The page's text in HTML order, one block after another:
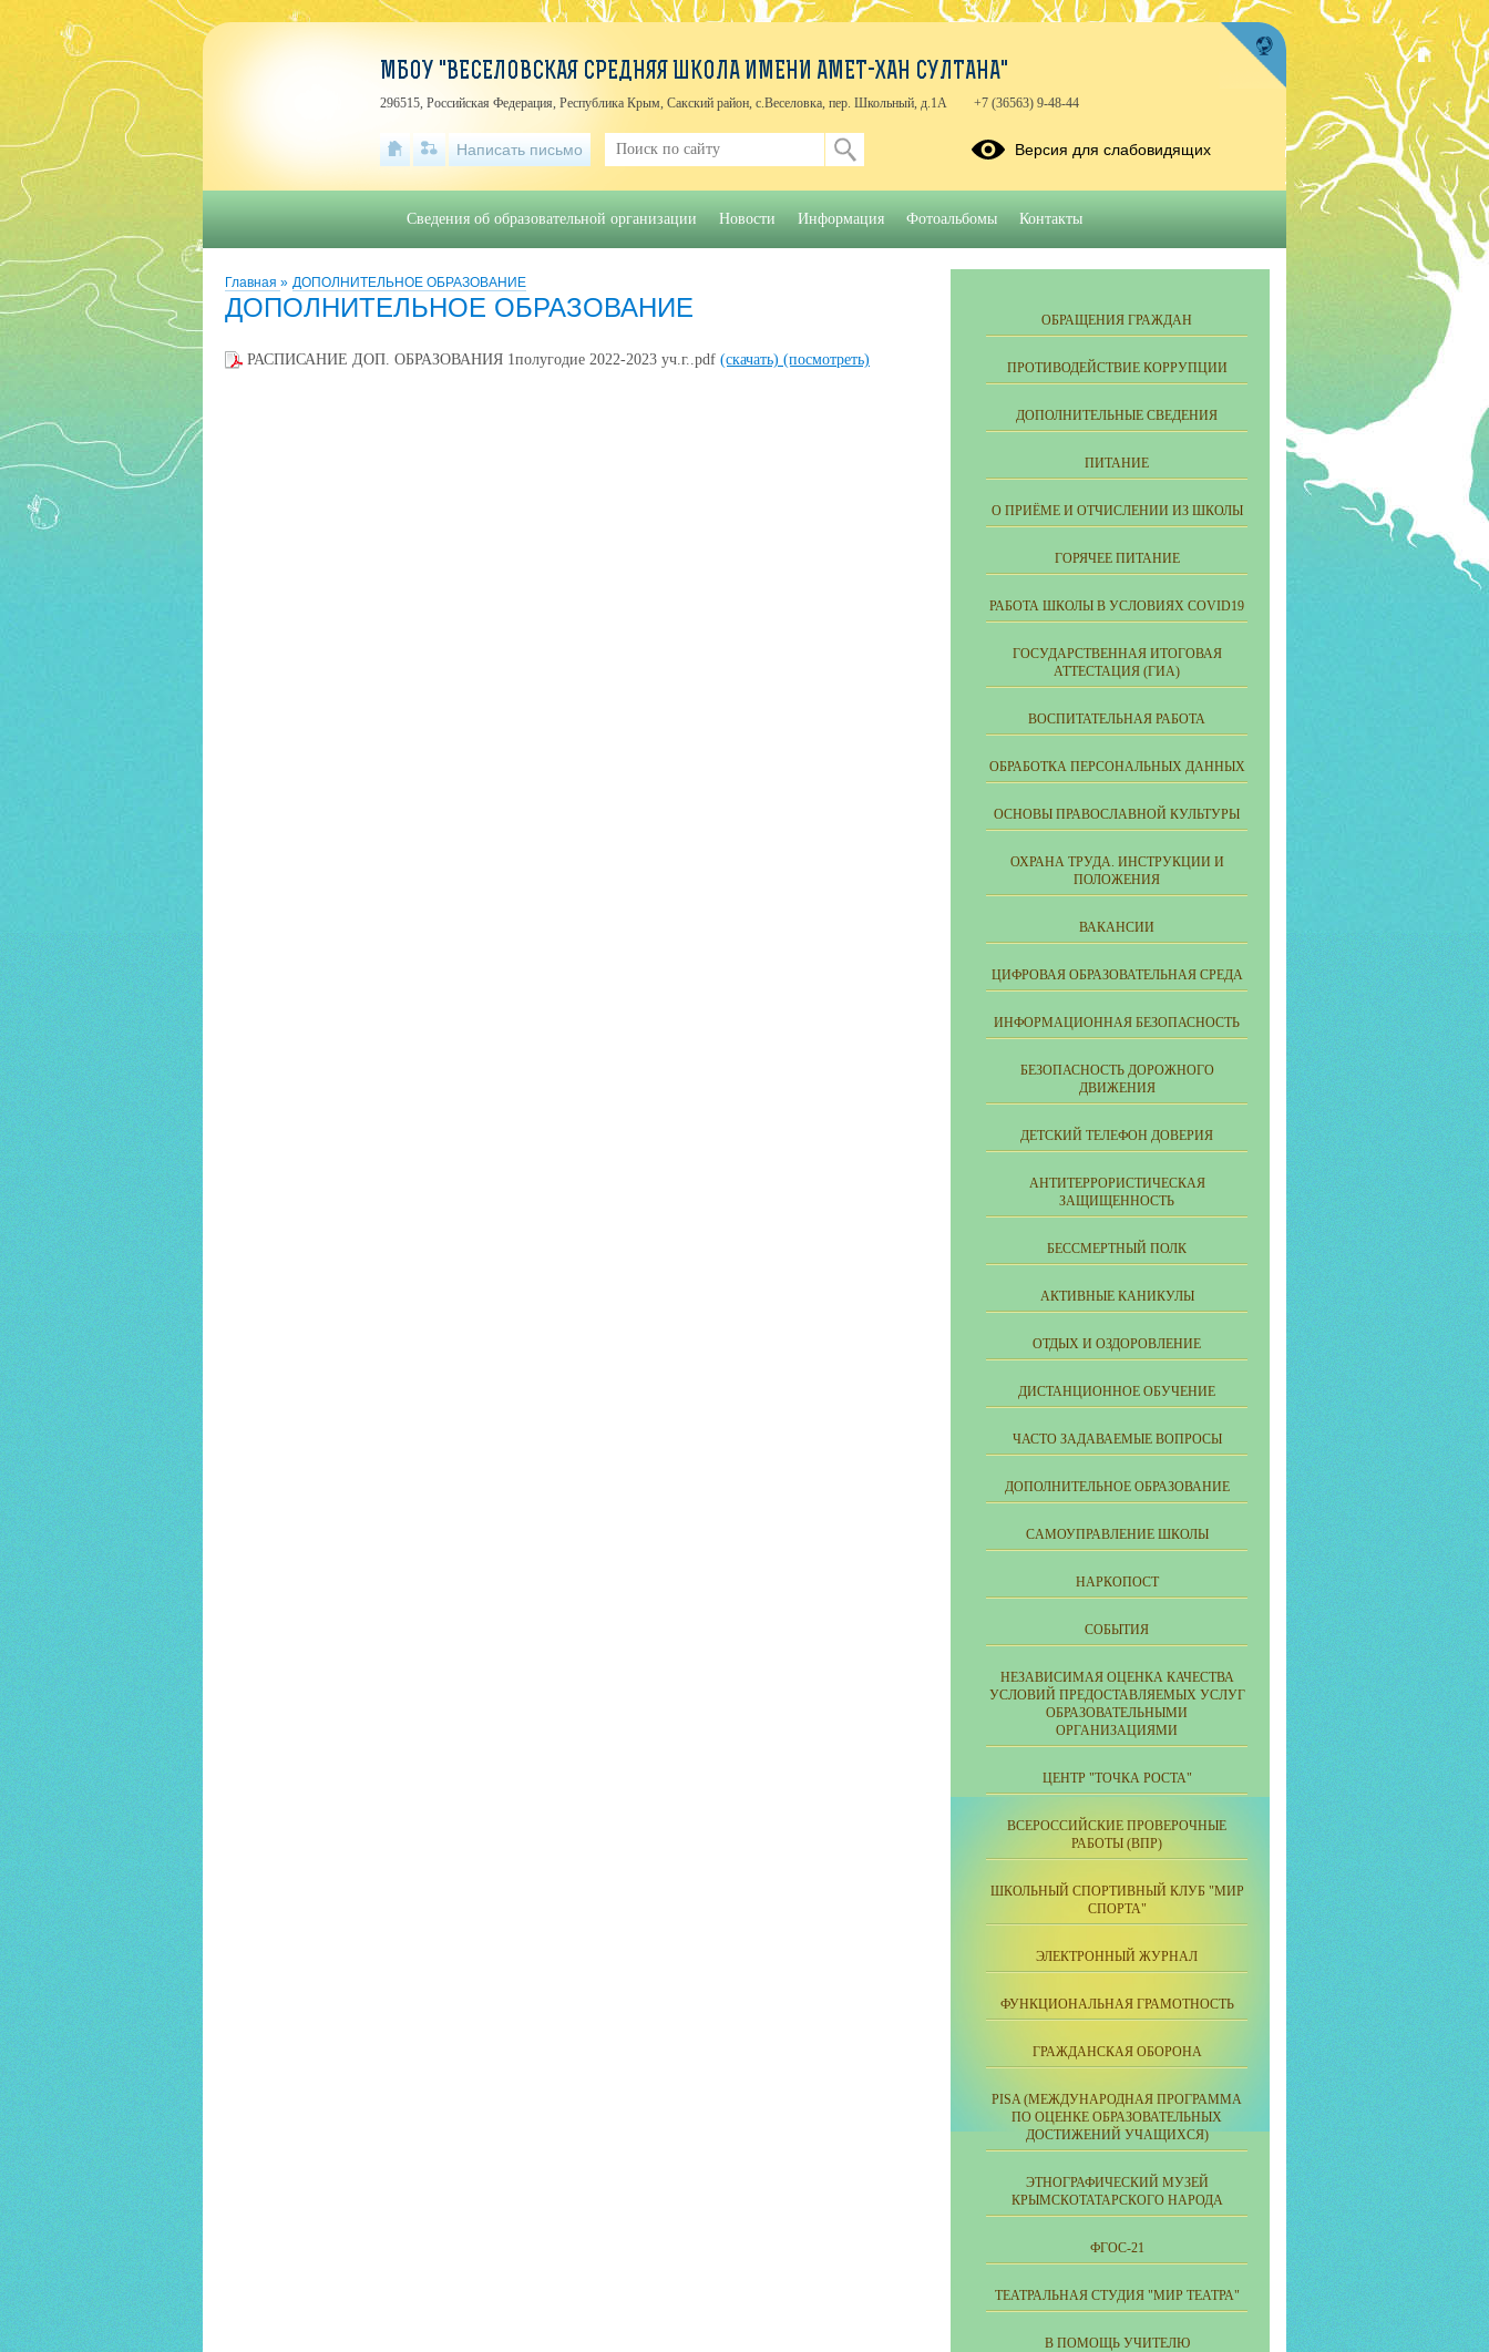
Главная » ДОПОЛНИТЕЛЬНОЕ ОБРАЗОВАНИЕ
ДОПОЛНИТЕЛЬНОЕ ОБРАЗОВАНИЕ
РАСПИСАНИЕ ДОП. ОБРАЗОВАНИЯ 1полугодие 2022-2023 уч.г..pdf (скачать) (посмотреть)
ОБРАЩЕНИЯ ГРАЖДАН
ПРОТИВОДЕЙСТВИЕ КОРРУПЦИИ
ДОПОЛНИТЕЛЬНЫЕ СВЕДЕНИЯ
ПИТАНИЕ
О ПРИЁМЕ И ОТЧИСЛЕНИИ ИЗ ШКОЛЫ
ГОРЯЧЕЕ ПИТАНИЕ
РАБОТА ШКОЛЫ В УСЛОВИЯХ COVID19
ГОСУДАРСТВЕННАЯ ИТОГОВАЯ
АТТЕСТАЦИЯ (ГИА)
ВОСПИТАТЕЛЬНАЯ РАБОТА
ОБРАБОТКА ПЕРСОНАЛЬНЫХ ДАННЫХ
ОСНОВЫ ПРАВОСЛАВНОЙ КУЛЬТУРЫ
ОХРАНА ТРУДА. ИНСТРУКЦИИ И
ПОЛОЖЕНИЯ
ВАКАНСИИ
ЦИФРОВАЯ ОБРАЗОВАТЕЛЬНАЯ СРЕДА
ИНФОРМАЦИОННАЯ БЕЗОПАСНОСТЬ
БЕЗОПАСНОСТЬ ДОРОЖНОГО
ДВИЖЕНИЯ
ДЕТСКИЙ ТЕЛЕФОН ДОВЕРИЯ
АНТИТЕРРОРИСТИЧЕСКАЯ
ЗАЩИЩЕННОСТЬ
БЕССМЕРТНЫЙ ПОЛК
АКТИВНЫЕ КАНИКУЛЫ
ОТДЫХ И ОЗДОРОВЛЕНИЕ
ДИСТАНЦИОННОЕ ОБУЧЕНИЕ
ЧАСТО ЗАДАВАЕМЫЕ ВОПРОСЫ
ДОПОЛНИТЕЛЬНОЕ ОБРАЗОВАНИЕ
CАМОУПРАВЛЕНИЕ ШКОЛЫ
НАРКОПОСТ
СОБЫТИЯ
НЕЗАВИСИМАЯ ОЦЕНКА КАЧЕСТВА
УСЛОВИЙ ПРЕДОСТАВЛЯЕМЫХ УСЛУГ
ОБРАЗОВАТЕЛЬНЫМИ
ОРГАНИЗАЦИЯМИ
ЦЕНТР "ТОЧКА РОСТА"
ВСЕРОССИЙСКИЕ ПРОВЕРОЧНЫЕ
РАБОТЫ (ВПР)
ШКОЛЬНЫЙ СПОРТИВНЫЙ КЛУБ "МИР
СПОРТА"
ЭЛЕКТРОННЫЙ ЖУРНАЛ
ФУНКЦИОНАЛЬНАЯ ГРАМОТНОСТЬ
ГРАЖДАНСКАЯ ОБОРОНА
PISA (МЕЖДУНАРОДНАЯ ПРОГРАММА
ПО ОЦЕНКЕ ОБРАЗОВАТЕЛЬНЫХ
ДОСТИЖЕНИЙ УЧАЩИХСЯ)
ЭТНОГРАФИЧЕСКИЙ МУЗЕЙ
КРЫМСКОТАТАРСКОГО НАРОДА
ФГОС-21
ТЕАТРАЛЬНАЯ СТУДИЯ "МИР ТЕАТРА"
В ПОМОЩЬ УЧИТЕЛЮ
МБОУ "ВЕСЕЛОВСКАЯ СРЕДНЯЯ ШКОЛА ИМЕНИ АМЕТ-ХАН СУЛТАНА"
296515, Российская Федерация, Республика Крым, Сакский район, с.Веселовка, пер. Школьный, д.1А +7 (36563) 9-48-44
Написать письмо Версия для слабовидящих
Сведения об образовательной организации Новости Информация Фотоальбомы Контакты